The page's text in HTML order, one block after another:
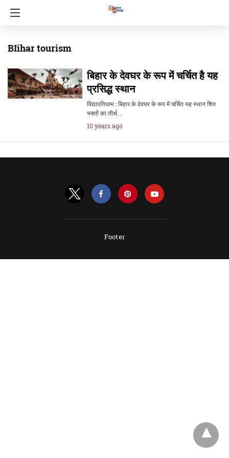
BIihar tourism
बिहार के देवघर के रूप में चर्चित है यह
प्रसिद्ध स्थान
विद्यापतिधाम : बिहार के देवघर के रूप में चर्चित यह स्थान शिव
भक्तों का तीर्थ…
10 years ago
Footer